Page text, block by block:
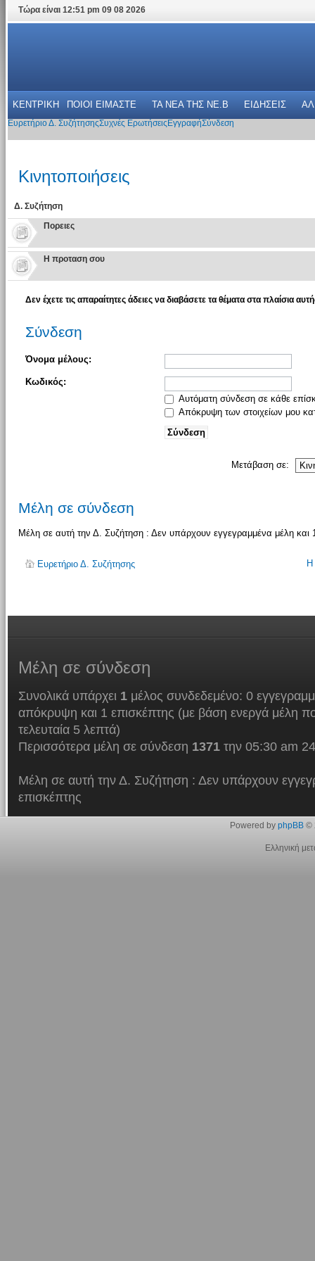
Τώρα είναι 12:51 pm 09 08 2026
ΚΕΝΤΡΙΚΗ ΠΟΙΟΙ ΕΙΜΑΣΤΕ ΤΑ ΝΕΑ THΣ NE.B ΕΙΔΗΣΕΙΣ
Ευρετήριο Δ. ΣυζήτησηςΣυχνές Ερωτήσεις ΕγγραφήΣύνδεση
Κινητοποιήσεις
Δ. Συζήτηση
Πoρειες
Η προταση σου
Δεν έχετε τις απαραίτητες άδειες να διαβάσετε τα θέματα στα πλαίσια
Σύνδεση
Όνομα μέλους:
Κωδικός:
Αυτόματη σύνδεση σε κάθε
Απόκρυψη των στοιχείων μου
Μετάβαση σε:
Μέλη σε σύνδεση
Μέλη σε αυτή την Δ. Συζήτηση : Δεν υπάρχουν εγγεγραμμένα μέλη και
Ευρετήριο Δ. Συζήτησης Η
Μέλη σε σύνδεση
Συνολικά υπάρχει 1μέλος συνδεδεμένο: 0
απόκρυψη και 1 επισκέπτης (με βάση ενεργά μέλη
τελευταία 5 λεπτά)
Περισσότερα μέλη σε σύνδεση 1371την 05:30 am
Μέλη σε αυτή την Δ. Συζήτηση : Δεν υπάρχουν
επισκέπτης
Powered by phpBB©
Ελληνική